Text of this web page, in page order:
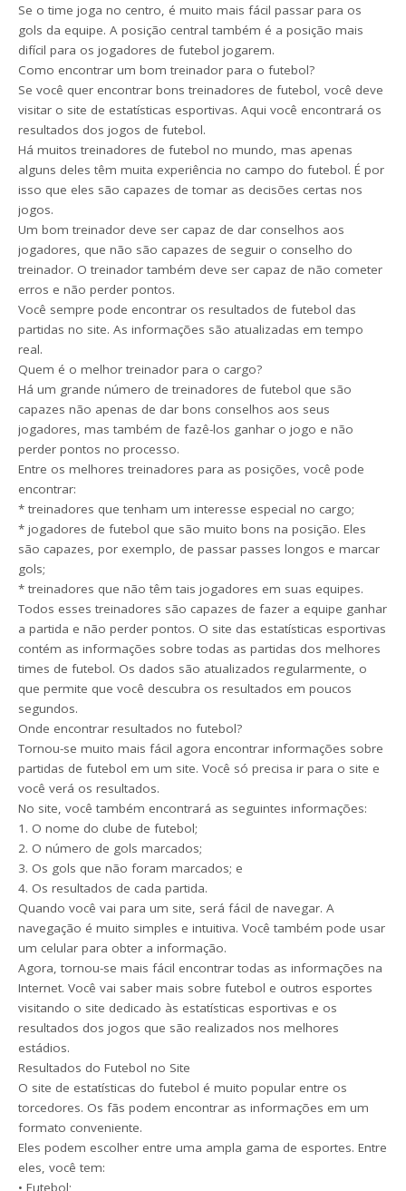
Se o time joga no centro, é muito mais fácil passar para os
gols da equipe. A posição central também é a posição mais
difícil para os jogadores de futebol jogarem.
Como encontrar um bom treinador para o futebol?
Se você quer encontrar bons treinadores de futebol, você deve
visitar o site de estatísticas esportivas. Aqui você encontrará os
resultados dos jogos de futebol.
Há muitos treinadores de futebol no mundo, mas apenas
alguns deles têm muita experiência no campo do futebol. É por
isso que eles são capazes de tomar as decisões certas nos
jogos.
Um bom treinador deve ser capaz de dar conselhos aos
jogadores, que não são capazes de seguir o conselho do
treinador. O treinador também deve ser capaz de não cometer
erros e não perder pontos.
Você sempre pode encontrar os resultados de futebol das
partidas no site. As informações são atualizadas em tempo
real.
Quem é o melhor treinador para o cargo?
Há um grande número de treinadores de futebol que são
capazes não apenas de dar bons conselhos aos seus
jogadores, mas também de fazê-los ganhar o jogo e não
perder pontos no processo.
Entre os melhores treinadores para as posições, você pode
encontrar:
* treinadores que tenham um interesse especial no cargo;
* jogadores de futebol que são muito bons na posição. Eles
são capazes, por exemplo, de passar passes longos e marcar
gols;
* treinadores que não têm tais jogadores em suas equipes.
Todos esses treinadores são capazes de fazer a equipe ganhar
a partida e não perder pontos. O site das estatísticas esportivas
contém as informações sobre todas as partidas dos melhores
times de futebol. Os dados são atualizados regularmente, o
que permite que você descubra os resultados em poucos
segundos.
Onde encontrar resultados no futebol?
Tornou-se muito mais fácil agora encontrar informações sobre
partidas de futebol em um site. Você só precisa ir para o site e
você verá os resultados.
No site, você também encontrará as seguintes informações:
1. O nome do clube de futebol;
2. O número de gols marcados;
3. Os gols que não foram marcados; e
4. Os resultados de cada partida.
Quando você vai para um site, será fácil de navegar. A
navegação é muito simples e intuitiva. Você também pode usar
um celular para obter a informação.
Agora, tornou-se mais fácil encontrar todas as informações na
Internet. Você vai saber mais sobre futebol e outros esportes
visitando o site dedicado às estatísticas esportivas e os
resultados dos jogos que são realizados nos melhores
estádios.
Resultados do Futebol no Site
O site de estatísticas do futebol é muito popular entre os
torcedores. Os fãs podem encontrar as informações em um
formato conveniente.
Eles podem escolher entre uma ampla gama de esportes. Entre
eles, você tem:
• Futebol;